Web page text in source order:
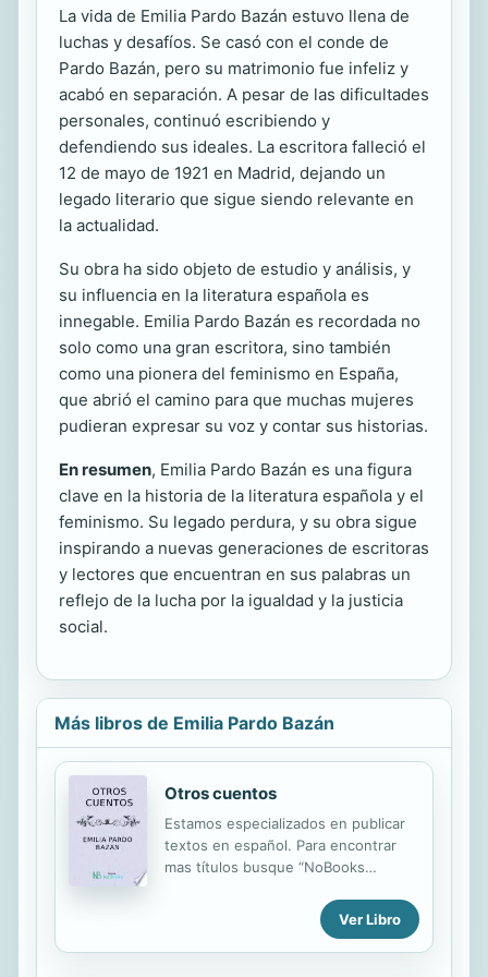
La vida de Emilia Pardo Bazán estuvo llena de
luchas y desafíos. Se casó con el conde de
Pardo Bazán, pero su matrimonio fue infeliz y
acabó en separación. A pesar de las dificultades
personales, continuó escribiendo y
defendiendo sus ideales. La escritora falleció el
12 de mayo de 1921 en Madrid, dejando un
legado literario que sigue siendo relevante en
la actualidad.
Su obra ha sido objeto de estudio y análisis, y
su influencia en la literatura española es
innegable. Emilia Pardo Bazán es recordada no
solo como una gran escritora, sino también
como una pionera del feminismo en España,
que abrió el camino para que muchas mujeres
pudieran expresar su voz y contar sus historias.
En resumen, Emilia Pardo Bazán es una figura
clave en la historia de la literatura española y el
feminismo. Su legado perdura, y su obra sigue
inspirando a nuevas generaciones de escritoras
y lectores que encuentran en sus palabras un
reflejo de la lucha por la igualdad y la justicia
social.
Más libros de Emilia Pardo Bazán
Otros cuentos
Estamos especializados en publicar
textos en español. Para encontrar
mas títulos busque “NoBooks
http://www.nobooksed.com
Contamos con mas volúmenes en
español que cualquier otra editorial
Ver Libro